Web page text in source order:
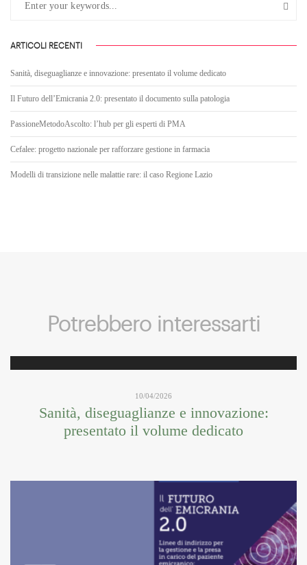
ARTICOLI RECENTI
Sanità, diseguaglianze e innovazione: presentato il volume dedicato
Il Futuro dell’Emicrania 2.0: presentato il documento sulla patologia
PassioneMetodoAscolto: l’hub per gli esperti di PMA
Cefalee: progetto nazionale per rafforzare gestione in farmacia
Modelli di transizione nelle malattie rare: il caso Regione Lazio
Potrebbero interessarti
10/04/2026
Sanità, diseguaglianze e innovazione:
presentato il volume dedicato